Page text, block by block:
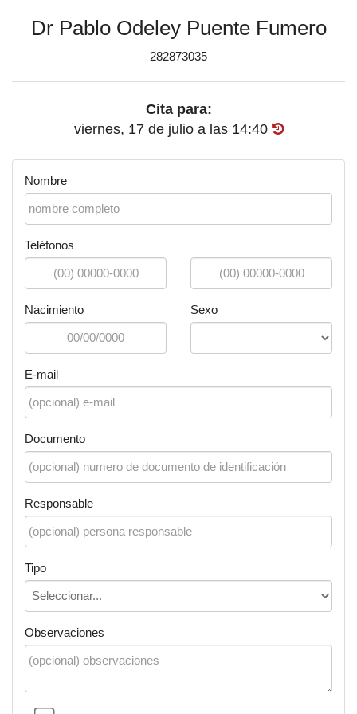
Dr Pablo Odeley Puente Fumero
282873035
Cita para:
viernes, 17 de julio a las 14:40
Nombre
Teléfonos
Nacimiento Sexo
E-mail
Documento
Responsable
Tipo
Observaciones